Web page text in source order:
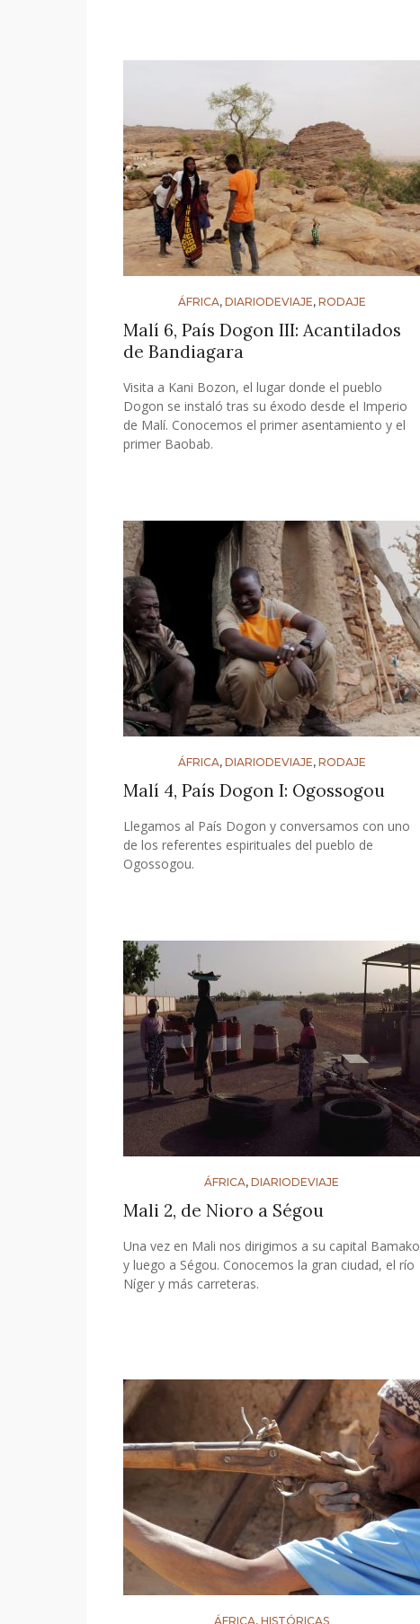
ÁFRICA, DIARIODEVIAJE, RODAJE
Malí 6, País Dogon III: Acantilados
de Bandiagara
Visita a Kani Bozon, el lugar donde el pueblo
Dogon se instaló tras su éxodo desde el Imperio
de Malí. Conocemos el primer asentamiento y el
primer Baobab.
ÁFRICA, DIARIODEVIAJE, RODAJE
Malí 4, País Dogon I: Ogossogou
Llegamos al País Dogon y conversamos con uno
de los referentes espirituales del pueblo de
Ogossogou.
ÁFRICA, DIARIODEVIAJE
Mali 2, de Nioro a Ségou
Una vez en Mali nos dirigimos a su capital Bamako
y luego a Ségou. Conocemos la gran ciudad, el río
Níger y más carreteras.
ÁFRICA, HISTÓRICAS